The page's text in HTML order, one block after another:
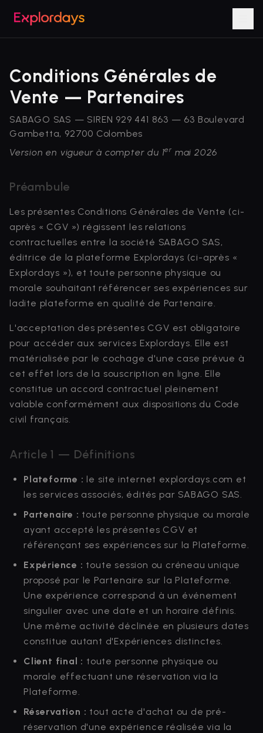
Conditions Générales de
Vente — Partenaires
SABAGO SAS — SIREN 929 441 863 — 63 Boulevard
Gambetta, 92700 Colombes
Version en vigueur à compter du 1er mai 2026
Préambule
Les présentes Conditions Générales de Vente (ci-
après « CGV ») régissent les relations
contractuelles entre la société SABAGO SAS,
éditrice de la plateforme Explordays (ci-après «
Explordays »), et toute personne physique ou
morale souhaitant référencer ses expériences sur
ladite plateforme en qualité de Partenaire.
L'acceptation des présentes CGV est obligatoire
pour accéder aux services Explordays. Elle est
matérialisée par le cochage d'une case prévue à
cet effet lors de la souscription en ligne. Elle
constitue un accord contractuel pleinement
valable conformément aux dispositions du Code
civil français.
Article 1 — Définitions
Plateforme : le site internet explordays.com et
les services associés, édités par SABAGO SAS.
Partenaire : toute personne physique ou morale
ayant accepté les présentes CGV et
référençant ses expériences sur la Plateforme.
Expérience : toute session ou créneau unique
proposé par le Partenaire sur la Plateforme.
Une expérience correspond à un événement
singulier avec une date et un horaire définis.
Une même activité déclinée en plusieurs dates
constitue autant d'Expériences distinctes.
Client final : toute personne physique ou
morale effectuant une réservation via la
Plateforme.
Réservation : tout acte d'achat ou de pré-
réservation d'une expérience réalisée via la